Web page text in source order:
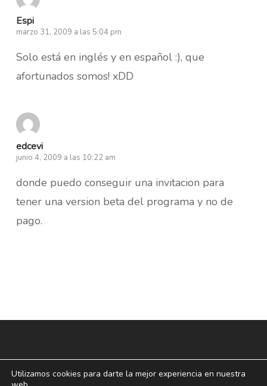
Espi
marzo 31, 2009 a las 5:04 pm
Solo está en inglés y en español :), que
afortunados somos! xDD
edcevi
junio 4, 2009 a las 10:22 am
donde puedo conseguir una invitacion para
tener una version beta del programa y no de
pago.
Utilizamos cookies para darte la mejor experiencia en nuestra